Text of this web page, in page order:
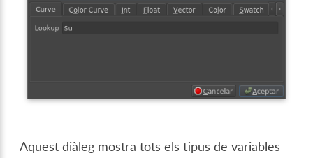
Aquest diàleg mostra tots els tipus de variables